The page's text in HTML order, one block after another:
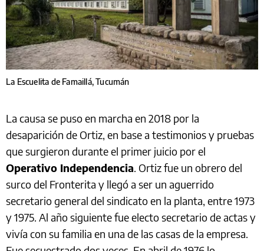
La Escuelita de Famaillá, Tucumán
La causa se puso en marcha en 2018 por la
desaparición de Ortiz, en base a testimonios y pruebas
que surgieron durante el primer juicio por el
Operativo Independencia. Ortiz fue un obrero del
surco del Fronterita y llegó a ser un aguerrido
secretario general del sindicato en la planta, entre 1973
y 1975. Al año siguiente fue electo secretario de actas y
vivía con su familia en una de las casas de la empresa.